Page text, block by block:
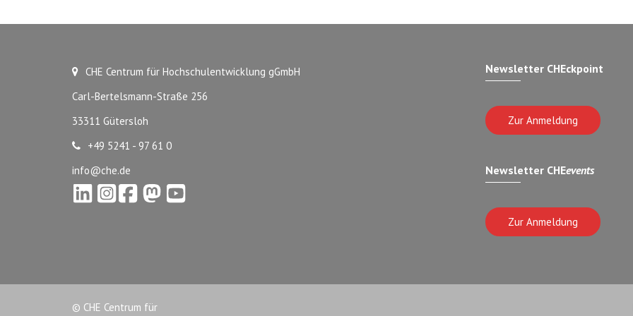
CHE Centrum für Hochschulentwicklung gGmbH
Carl-Bertelsmann-Straße 256
33311 Gütersloh
+49 5241 - 97 61 0
info@che.de
Newsletter CHEckpoint
Zur Anmeldung
Newsletter CHEevents
Zur Anmeldung
© CHE Centrum für